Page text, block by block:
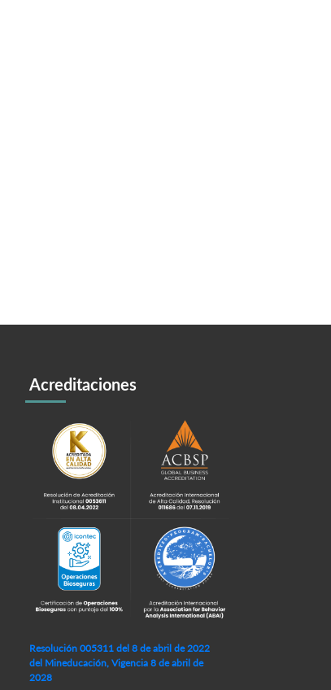
Acreditaciones
Resolución 005311 del 8 de abril de 2022
del Mineducación, Vigencia 8 de abril de
2028